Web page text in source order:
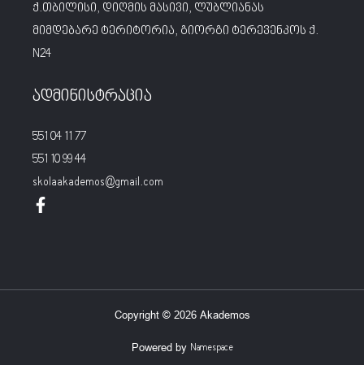
ქ.თბილისი, დიღმის მასივი, ლუბლიანას
მიმდებარე ტერიტორია, გიორგი ტერევენკოს ქ.
N24
ადმინისტრაცია
551 04 11 77
551 10 99 44
skolaakademos@gmail.com
Copyright © 2026 Akademos
Powered by Namespace